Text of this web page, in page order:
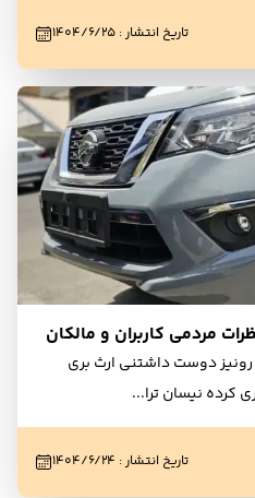
تاریخ انتشار: ۱۴۰۴/۶/۲۵
مردمی کاربران و مالکان
دوست داشتنی ارث بری
کرده نیسان ترا...
تاریخ انتشار: ۱۴۰۴/۶/۲۴